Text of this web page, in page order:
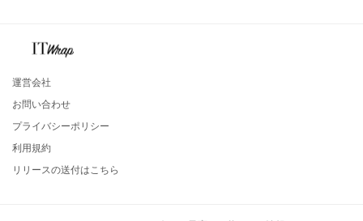
運営会社
お問い合わせ
プライバシーポリシー
利用規約
リリースの送付はこちら